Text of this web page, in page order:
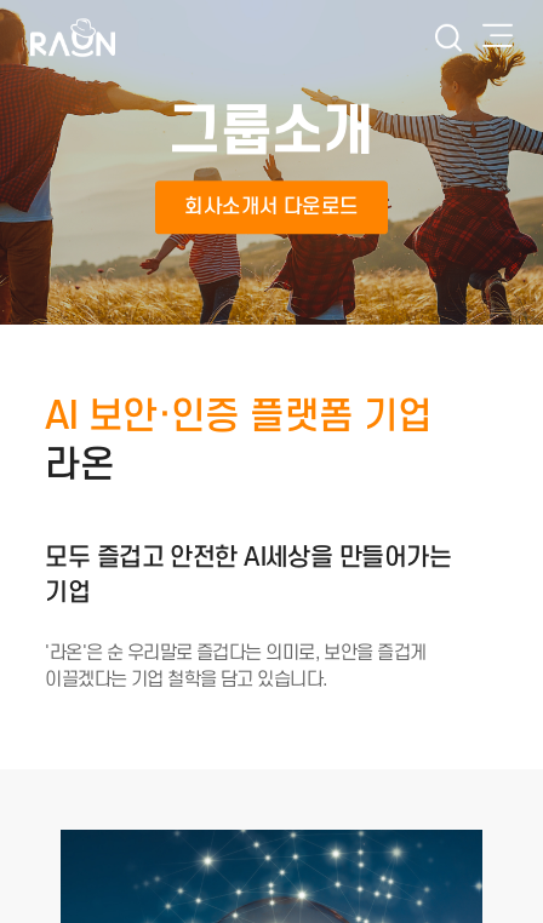
그룹소개
회사소개서 다운로드
AI 보안·인증 플랫폼 기업
라온
모두 즐겁고 안전한 AI세상을 만들어가는
기업
'라온'은 순 우리말로 즐겁다는 의미로, 보안을 즐겁게
이끌겠다는 기업 철학을 담고 있습니다.